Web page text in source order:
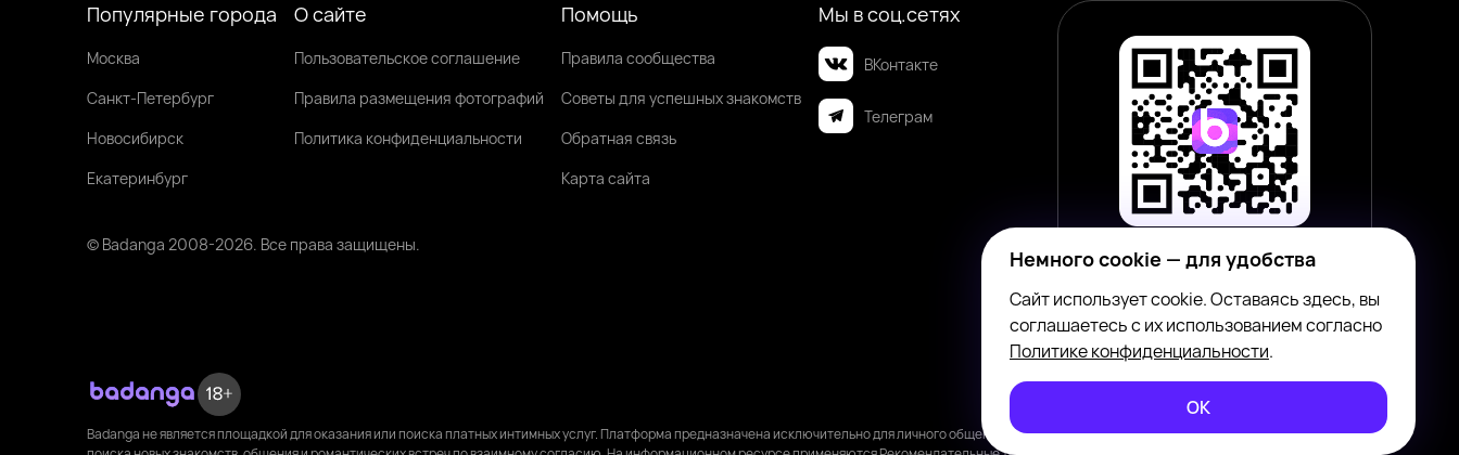
Популярные города
Москва
Санкт-Петербург
Новосибирск
Екатеринбург
О сайте
Пользовательское соглашение
Правила размещения фотографий
Политика конфиденциальности
Помощь
Правила сообщества
Советы для успешных знакомств
Обратная связь
Карта сайта
Мы в соц.сетях
ВКонтакте
Телеграм
© Badanga 2008-2026. Все права защищены.
Наведите камеру смартфона,
Badanga не является площадкой для оказания или поиска платных интимных услуг. Платформа предназначена исключительно для личного общения между совершеннолетними пользователями с целью
Немного cookie — для удобства
Сайт использует cookie. Оставаясь здесь, вы
соглашаетесь с их использованием согласно
Политике конфиденциальности.
ОК